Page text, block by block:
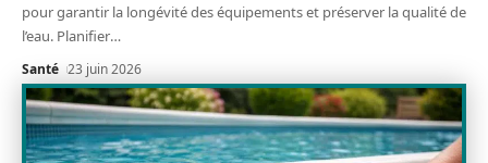
pour garantir la longévité des équipements et préserver la qualité de
l’eau. Planifier…
Santé 23 juin 2026